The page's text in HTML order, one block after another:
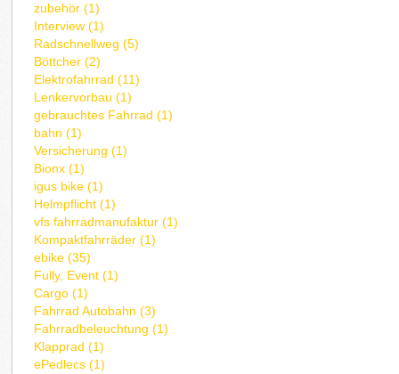
zubehör (1)
Interview (1)
Radschnellweg (5)
Böttcher (2)
Elektrofahrrad (11)
Lenkervorbau (1)
gebrauchtes Fahrrad (1)
bahn (1)
Versicherung (1)
Bionx (1)
igus bike (1)
Helmpflicht (1)
vfs fahrradmanufaktur (1)
Kompaktfahrräder (1)
ebike (35)
Fully, Event (1)
Cargo (1)
Fahrrad Autobahn (3)
Fahrradbeleuchtung (1)
Klapprad (1)
ePedlecs (1)